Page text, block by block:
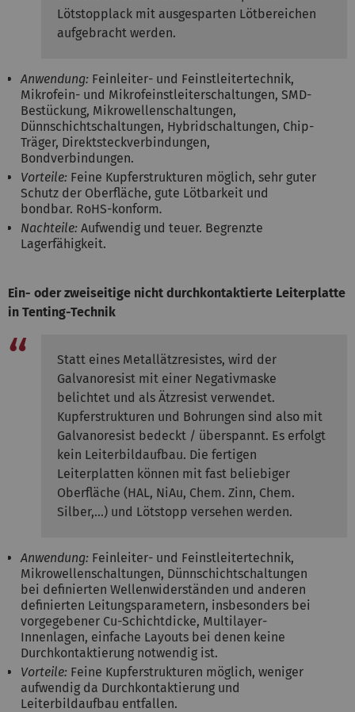
Lötstopplack mit ausgesparten Lötbereichen
aufgebracht werden.
Anwendung: Feinleiter- und Feinstleitertechnik,
Mikrofein- und Mikrofeinstleiterschaltungen, SMD-
Bestückung, Mikrowellenschaltungen,
Dünnschichtschaltungen, Hybridschaltungen, Chip-
Träger, Direktsteckverbindungen,
Bondverbindungen.
Vorteile: Feine Kupferstrukturen möglich, sehr guter
Schutz der Oberfläche, gute Lötbarkeit und
bondbar. RoHS-konform.
Nachteile: Aufwendig und teuer. Begrenzte
Lagerfähigkeit.
Ein- oder zweiseitige nicht durchkontaktierte Leiterplatte
in Tenting-Technik
Statt eines Metallätzresistes, wird der
Galvanoresist mit einer Negativmaske
belichtet und als Ätzresist verwendet.
Kupferstrukturen und Bohrungen sind also mit
Galvanoresist bedeckt / überspannt. Es erfolgt
kein Leiterbildaufbau. Die fertigen
Leiterplatten können mit fast beliebiger
Oberfläche (HAL, NiAu, Chem. Zinn, Chem.
Silber,...) und Lötstopp versehen werden.
Anwendung: Feinleiter- und Feinstleitertechnik,
Mikrowellenschaltungen, Dünnschichtschaltungen
bei definierten Wellenwiderständen und anderen
definierten Leitungsparametern, insbesonders bei
vorgegebener Cu-Schichtdicke, Multilayer-
Innenlagen, einfache Layouts bei denen keine
Durchkontaktierung notwendig ist.
Vorteile: Feine Kupferstrukturen möglich, weniger
aufwendig da Durchkontaktierung und
Leiterbildaufbau entfallen.